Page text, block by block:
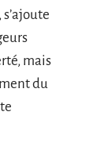
mais
du